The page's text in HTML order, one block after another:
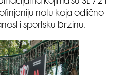
kojima su SL 72 i
notu koja odlično
i sportsku brzinu.